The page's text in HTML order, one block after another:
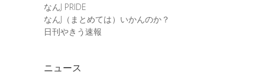
なんJ PRIDE
なんJ（まとめては）いかんのか？
日刊やきう速報
ニュース